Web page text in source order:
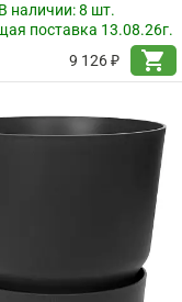
наличии:8 шт.
поставка 13.08.26г.
9 126 ₽
shopping_cart